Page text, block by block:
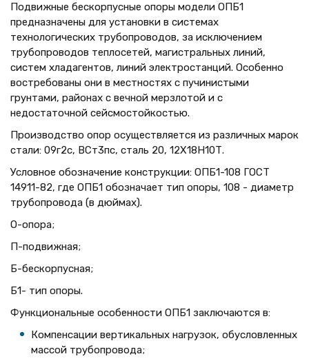
Подвижные бескорпусные опоры модели ОПБ1
предназначены для установки в системах
технологических трубопроводов, за исключением
трубопроводов теплосетей, магистральных линий,
систем хладагентов, линий электростанций. Особенно
востребованы они в местностях с пучинистыми
грунтами, районах с вечной мерзлотой и с
недостаточной сейсмостойкостью.
Производство опор осуществляется из различных марок
стали: 09г2с, ВСт3пс, сталь 20, 12Х18Н10Т.
Условное обозначение конструкции: ОПБ1-108 ГОСТ
14911-82, где ОПБ1 обозначает тип опоры, 108 - диаметр
трубопровода (в дюймах).
О-опора;
П-подвижная;
Б-бескорпусная;
Б1- тип опоры.
Функциональные особенности ОПБ1 заключаются в:
Компенсации вертикальных нагрузок, обусловленных
массой трубопровода;